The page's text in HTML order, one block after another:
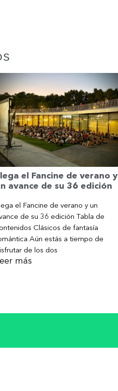
el Fancine de verano y
avance de su 36 edición
el Fancine de verano y un
de su 36 edición Tabla de
Clásicos de fantasía
Aún estás a tiempo de
de los dos
más